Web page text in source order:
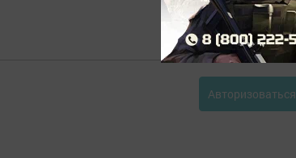
Авторизоваться